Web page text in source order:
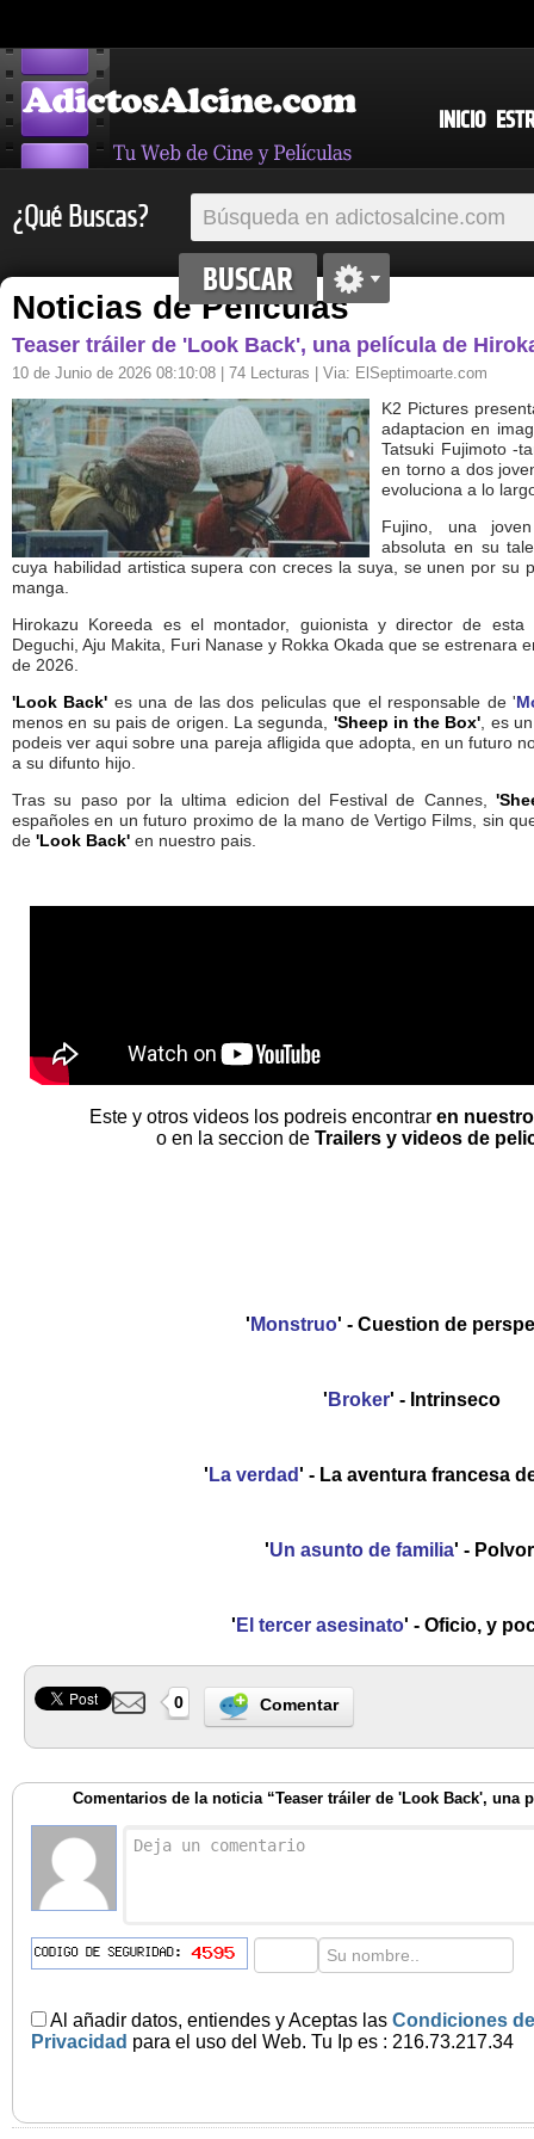
INICIO
¿Qué Buscas?
Noticias de Películas
Teaser tráiler de 'Look Back', una película de
10 de Junio de 2026 08:10:08 | 74 Lecturas | Via: ElSeptimoarte.com
K2 Pictures
adaptacion en
Tatsuki Fujimoto -
en torno a dos
evoluciona a lo
Fujino, una
absoluta en su
cuya habilidad artistica supera con creces la suya, se unen por su
manga.
Hirokazu Koreeda es el montador, guionista y director de esta
Deguchi, Aju Makita, Furi Nanase y Rokka Okada que se estrenara
de 2026.
'Look Back' es una de las dos peliculas que el responsable de '
menos en su pais de origen. La segunda, 'Sheep in the Box' , es
podeis ver aqui sobre una pareja afligida que adopta, en un futuro
a su difunto hijo.
Tras su paso por la ultima edicion del Festival de Cannes,
españoles en un futuro proximo de la mano de Vertigo Films, sin
de 'Look Back' en nuestro pais.
Este y otros videos los podreis encontrar en
o en la seccion de Trailers y videos de
' Monstruo' - Cuestion de
' Broker' - Intrinseco
' La verdad' - La aventura francesa
'Un asunto de familia' -
' El tercer asesinato' - Oficio, y
0 Comentar
Comentarios de la noticia “Teaser tráiler de 'Look Back', una
Al añadir datos, entiendes y Aceptas las Condiciones
Privacidad para el uso del Web. Tu Ip es : 216.73.217.34